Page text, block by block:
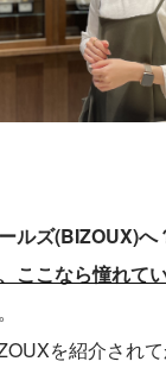
ルズ(BIZOUX)へ
ここなら憧れて
を紹介され